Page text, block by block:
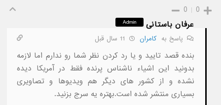
0
0
عرفان باستانی
Admin
پاسخ بهکامران
بنده قصد تایید و یا رد کردن نظر شما رو ندارم اما لازمه
بدونید این اشیاء ناشناس پرنده فقط در آمریکا دیده
نشده و از کشور های دیگر هم ویدیوها و تصاویری
بسیاری منتشر شده است.بهتره یه سرج بزنید.